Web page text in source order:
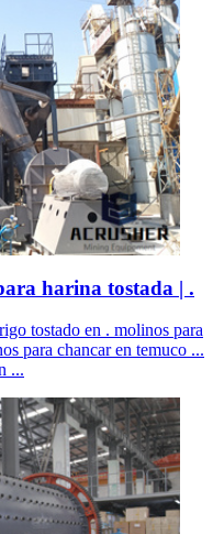
harina tostada | .
tostado en . molinos para
para chancar en temuco ...
...